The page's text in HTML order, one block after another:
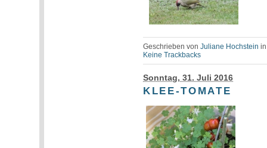
Geschrieben vonJuliane Hochstein
Keine Trackbacks
Sonntag, 31. Juli 2016
KLEE-TOMATE